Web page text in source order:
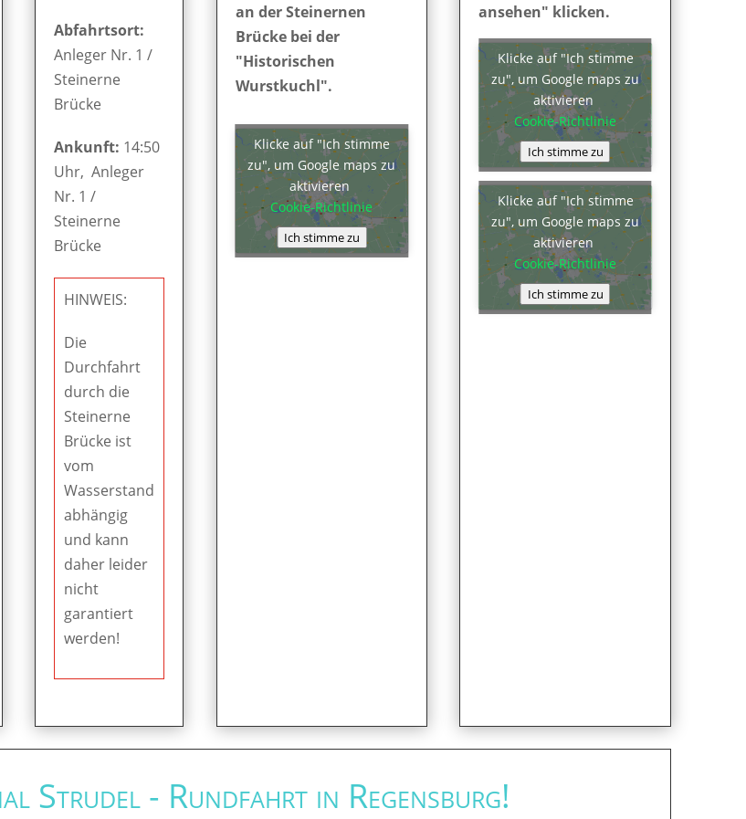
Abfahrtsort:
Anleger Nr. 1 /
Steinerne
Brücke
Ankunft: 14:50
Uhr, Anleger
Nr. 1 /
Steinerne
Brücke
HINWEIS:
Die
Durchfahrt
durch die
Steinerne
Brücke ist
vom
Wasserstand
abhängig
und kann
daher leider
nicht
garantiert
werden!
an der Steinernen
Brücke bei der
"Historischen
Wurstkuchl".
Klicke auf "Ich stimme
zu", um Google maps zu
aktivieren
Cookie-Richtlinie
Ich stimme zu
ansehen" klicken.
Klicke auf "Ich stimme
zu", um Google maps zu
aktivieren
Cookie-Richtlinie
Ich stimme zu
Klicke auf "Ich stimme
zu", um Google maps zu
aktivieren
Cookie-Richtlinie
Ich stimme zu
Strudel - Rundfahrt in Regensburg!